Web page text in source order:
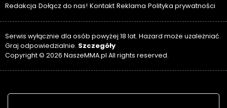
Redakcja Dołącz do nas! Kontakt Reklama Polityka prywatności
Serwis wyłącznie dla osób powyżej 18 lat. Hazard może uzależniać.
Graj odpowiedzialnie. Szczegóły
Copyright © 2026 NaszeMMA.pl All rights reserved.